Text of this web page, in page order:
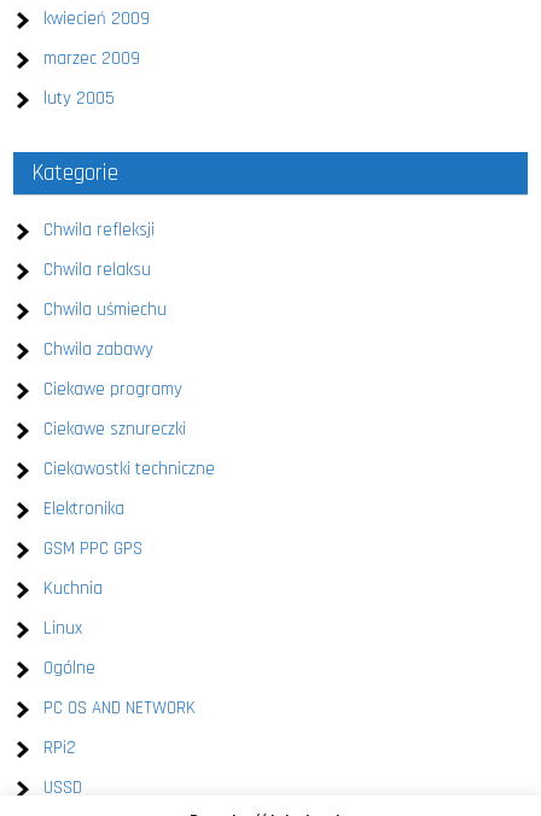
kwiecień 2009
marzec 2009
luty 2005
Kategorie
Chwila refleksji
Chwila relaksu
Chwila uśmiechu
Chwila zabawy
Ciekawe programy
Ciekawe sznureczki
Ciekawostki techniczne
Elektronika
GSM PPC GPS
Kuchnia
Linux
Ogólne
PC OS AND NETWORK
RPi2
USSD